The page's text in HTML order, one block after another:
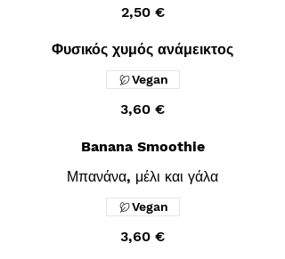
2,50 €
Φυσικός χυμός ανάμεικτος
3,60 €
Vegan
Banana Smoothie
Μπανάνα, μέλι και γάλα
3,60 €
Vegan